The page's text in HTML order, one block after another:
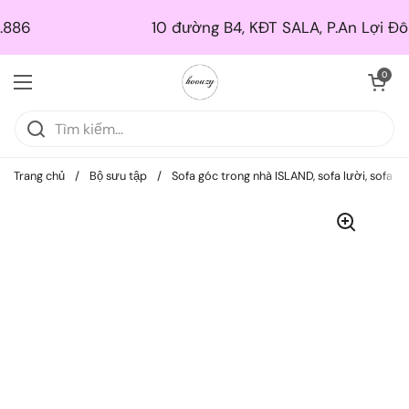
10 đường B4, KĐT SALA, P.An Lợi Đông, TP.
Mở menu
Mở giỏ
0
Trang chủ / Bộ sưu tập / Sofa góc trong nhà ISLAND, sofa lười, sofa